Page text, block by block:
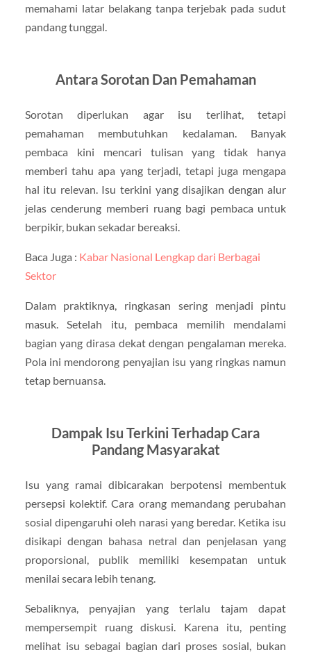
memahami latar belakang tanpa terjebak pada sudut
pandang tunggal.
Antara Sorotan Dan Pemahaman
Sorotan diperlukan agar isu terlihat, tetapi
pemahaman membutuhkan kedalaman. Banyak
pembaca kini mencari tulisan yang tidak hanya
memberi tahu apa yang terjadi, tetapi juga mengapa
hal itu relevan. Isu terkini yang disajikan dengan alur
jelas cenderung memberi ruang bagi pembaca untuk
berpikir, bukan sekadar bereaksi.
Baca Juga : Kabar Nasional Lengkap dari Berbagai
Sektor
Dalam praktiknya, ringkasan sering menjadi pintu
masuk. Setelah itu, pembaca memilih mendalami
bagian yang dirasa dekat dengan pengalaman mereka.
Pola ini mendorong penyajian isu yang ringkas namun
tetap bernuansa.
Dampak Isu Terkini Terhadap Cara
Pandang Masyarakat
Isu yang ramai dibicarakan berpotensi membentuk
persepsi kolektif. Cara orang memandang perubahan
sosial dipengaruhi oleh narasi yang beredar. Ketika isu
disikapi dengan bahasa netral dan penjelasan yang
proporsional, publik memiliki kesempatan untuk
menilai secara lebih tenang.
Sebaliknya, penyajian yang terlalu tajam dapat
mempersempit ruang diskusi. Karena itu, penting
melihat isu sebagai bagian dari proses sosial, bukan